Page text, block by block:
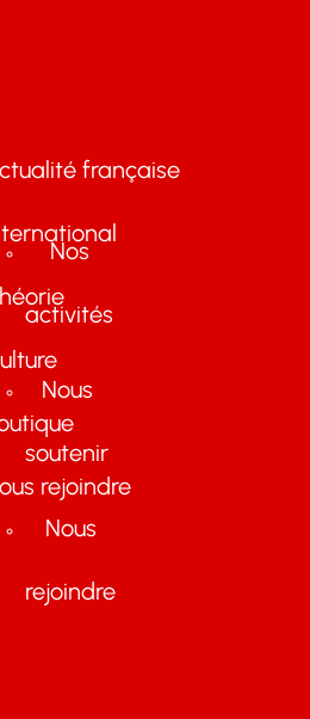
Nos
activités
Nous
soutenir
Nous
rejoindre
française
rejoindre